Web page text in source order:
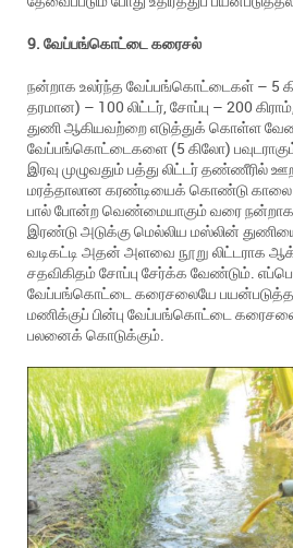
9. வேப்பங்கொட்டை கரைசல்
நன்றாக உலர்ந்த வேப்பங்கொட்டைகள் – 5
தரமான) – 100 லிட்டர், சோப்பு – 200
துணி ஆகியவற்றை எடுத்துக் கொள்ள
வேப்பங்கொட்டைகளை (5 கிலோ)
இரவு முழுவதும் பத்து லிட்டர்
மரத்தாலான கரண்டியைக் கொண்டு காலை
பால் போன்ற வெண்மையாகும் வரை
இரண்டு அடுக்கு மெல்லிய மஸ்லின்
வடிகட்டி அதன் அளவை நூறு லிட்டராக
சதவிகிதம் சோப்பு சேர்க்க வேண்டும்.
வேப்பங்கொட்டை கரைசலையே பயன்படுத்த
மணிக்குப் பின்பு வேப்பங்கொட்டை
பலனைக் கொடுக்கும்.